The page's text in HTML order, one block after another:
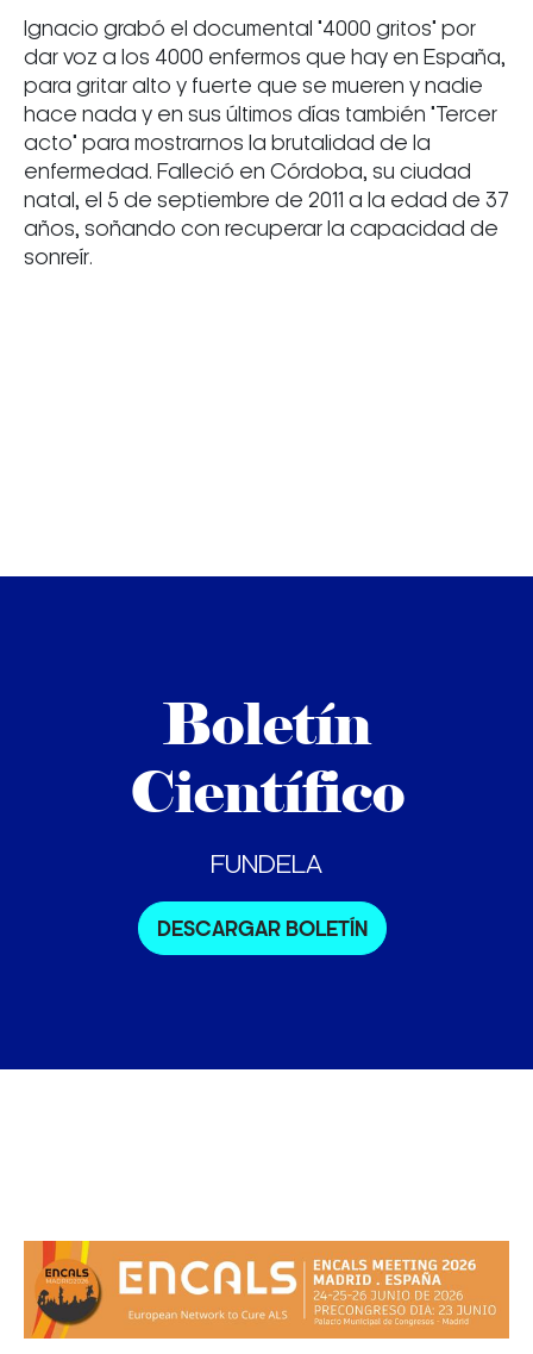
Ignacio grabó el documental "4000 gritos" por
dar voz a los 4000 enfermos que hay en España,
para gritar alto y fuerte que se mueren y nadie
hace nada y en sus últimos días también "Tercer
acto" para mostrarnos la brutalidad de la
enfermedad. Falleció en Córdoba, su ciudad
natal, el 5 de septiembre de 2011 a la edad de 37
años, soñando con recuperar la capacidad de
sonreír.
Boletín
Científico
FUNDELA
DESCARGAR BOLETÍN